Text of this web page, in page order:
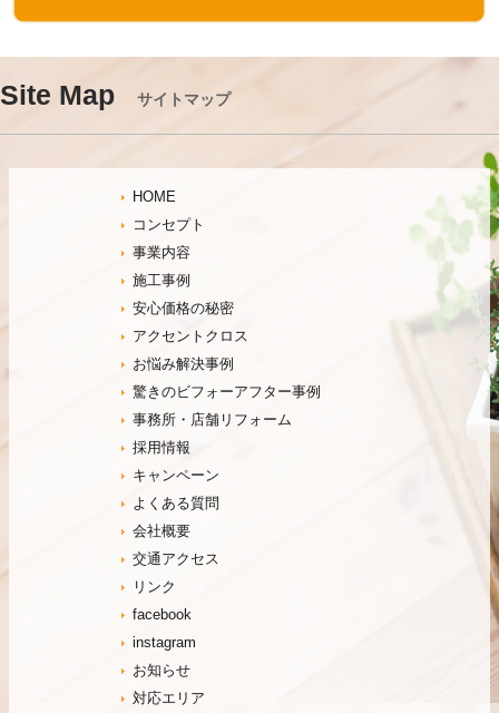
Site Map サイトマップ
HOME
コンセプト
事業内容
施工事例
安心価格の秘密
アクセントクロス
お悩み解決事例
驚きのビフォーアフター事例
事務所・店舗リフォーム
採用情報
キャンペーン
よくある質問
会社概要
交通アクセス
リンク
facebook
instagram
お知らせ
対応エリア